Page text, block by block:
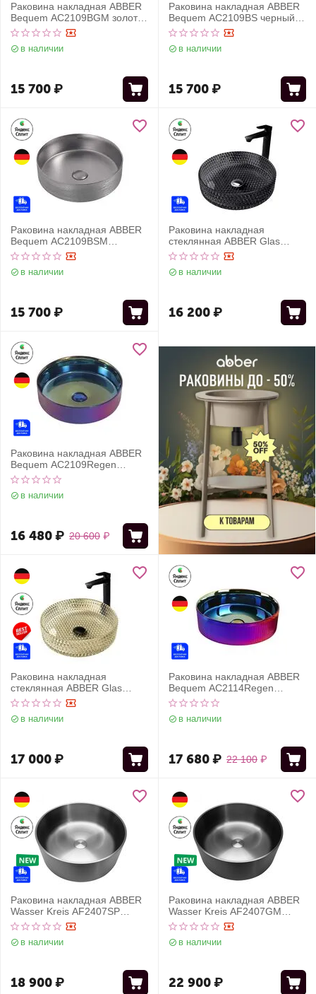
Раковина накладная ABBER
Bequem AC2109BGM золото
матовое
в наличии
15 700₽
Раковина накладная ABBER
Bequem AC2109BS черный
матовый с серебром
в наличии
15 700₽
Раковина накладная ABBER
Bequem AC2109BSM
серебро матовое
в наличии
15 700₽
Раковина накладная
стеклянная ABBER Glas
AK2301B черная
в наличии
16 200₽
Раковина накладная ABBER
Bequem AC2109Regen
хамелеон
в наличии
20 600 ₽
16 480₽
Раковина накладная
стеклянная ABBER Glas
AK2301GG золото
в наличии
17 000₽
Раковина накладная ABBER
Bequem AC2114Regen
хамелеон
в наличии
22 100 ₽
17 680₽
Раковина накладная ABBER
Wasser Kreis AF2407SP
сатин
в наличии
18 900₽
Раковина накладная ABBER
Wasser Kreis AF2407GM
оружейная сталь
в наличии
22 900₽